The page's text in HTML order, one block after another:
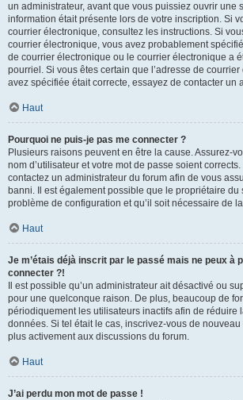
un administrateur, avant que vous puissiez ouvrir une
information était présente lors de votre inscription. Si
courrier électronique, consultez les instructions. Si
courrier électronique, vous avez probablement
de courrier électronique ou le courrier électronique a
pourriel. Si vous êtes certain que l’adresse de
avez spécifiée était correcte, essayez de contacter un
Haut
Pourquoi ne puis-je pas me connecter ?
Plusieurs raisons peuvent en être la cause. Assurez-
nom d’utilisateur et votre mot de passe soient
contactez un administrateur du forum afin de vous
banni. Il est également possible que le propriétaire du
problème de configuration et qu’il soit nécessaire de
Haut
Je m’étais déjà inscrit par le passé mais ne peux à
connecter ?!
Il est possible qu’un administrateur ait désactivé ou
pour une quelconque raison. De plus, beaucoup de
périodiquement les utilisateurs inactifs afin de réduire
données. Si tel était le cas, inscrivez-vous de
plus activement aux discussions du forum.
Haut
J’ai perdu mon mot de passe !